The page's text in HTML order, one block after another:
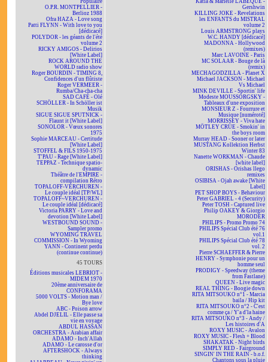
Populaire
O.P.R. MONTPELLIER -
Berlioz 1988
Ofra HAZA - Love song
Patti FLYNN - With love to you
[dédicacé]
POLYDOR - les géants de l'été
volume 2
RICKY AMIGOS - Delirios
[White Label]
ROCK AROUND THE
WORLD radio show
Roger BOURDIN - TIMING 8,
Confidences d'un flûtiste
Roger VERMEER -
Rumba/Cha-cha-cha
SAD CAFÉ - Olé
SCHÖLLER - In Schöller ist
Musik
SIGUE SIGUE SPUTNICK -
Flaunt it [White Label]
SONOLOR - Vœux sonores
1975
Sophie MARCEAU - Certitude
[White Label]
STOFFEL & FILS 1950-1975
T'PAU - Rage [White Label]
TEPPAZ - Technique spatio-
dynamic
Théâtre de l'EMPIRE -
compilation Rétro
TOPALOFF-VERCHUREN -
Le couple idéal [TP/WL]
TOPALOFF~VERCHUREN -
Le couple idéal [dédicacé]
Victoria PARRY - Love and
devotion [White Label]
WESTBOUND SOUND -
Sampler promo
WYOMING TRAVEL
COMMISSION - In Wyoming
YANN - Continent perdu
(continue continue)
45 TOURS
Éditions musicales LEBRIOT -
MIDEM 1970
20ème anniversaire de
CONFORAMA
5000 VOLTS - Motion man /
Bye love
ABC - Poison arrow
Abdel DJELIL - Elle passe sa
vie en voyage
ABDUL HASSAN
ORCHESTRA - Arabian affair
ADAMO - Inch'Allah
ADAMO - Le carosse d'or
AFTERSHOCK - Always
thinking
Katia & Marielle LABEQUE -
Gershwin
KILLING JOKE - Revelations
les ENFANTS du MISTRAL
volume 2
Louis ARMSTRONG plays
W.C. HANDY [dédicacé]
MADONNA - Hollywood
(remixes)
Marc LAVOINE - Paris
MC SOLAAR - Bouge de là
(remix)
MECHAGODZILLA - Planet X
Michael JACKSON - Michael
Vs Michael
MINK DEVILLE - Sportin' life
Modeste MOUSSORGSKY -
Tableaux d'une exposition
MONSIEUR Z - Fourrure et
Musique [numéroté]
MORRISSEY - Viva hate
MÖTLEY CRÜE - Smokin' in
the boys room
Murray HEAD - Sooner or later
MUSTANG Kollektion Herbst
Winter 83
Nanette WORKMAN - Chaude
[white label]
ORISHAS - Orishas llego
remixes
OSIBISA - Ojah awake [White
Label]
PET SHOP BOYS - Behaviour
Peter GABRIEL - 4 (Security)
Peter TOSH - Captured live
Philip OAKEY & Giorgio
MORODER
PHILIPS - Promo Promo 74
PHILIPS Spécial Club été 76
vol.1
PHILIPS Spécial Club été 78
vol. 2
Pierre SCHAEFFER & Pierre
HENRY - Symphonie pour un
homme seul
PRODIGY - Speedway (theme
from Fastlane)
QUEEN - Live magic
REAL THING - Boogie down
RITA MITSOUKO n°1 - Marcia
baila / Hip kit
RITA MITSOUKO n°2 - C'est
comme ça / Y'a d'la haine
RITA MITSOUKO n°3 - Andy /
Les histoires d'A
ROXY MUSIC - Avalon
ROXY MUSIC - Flesh + Blood
SHAKATAK - Night birds
SIMPLY RED - Fairground
SINGIN' IN THE RAIN - b.o.f.
Chantons sous la pluie